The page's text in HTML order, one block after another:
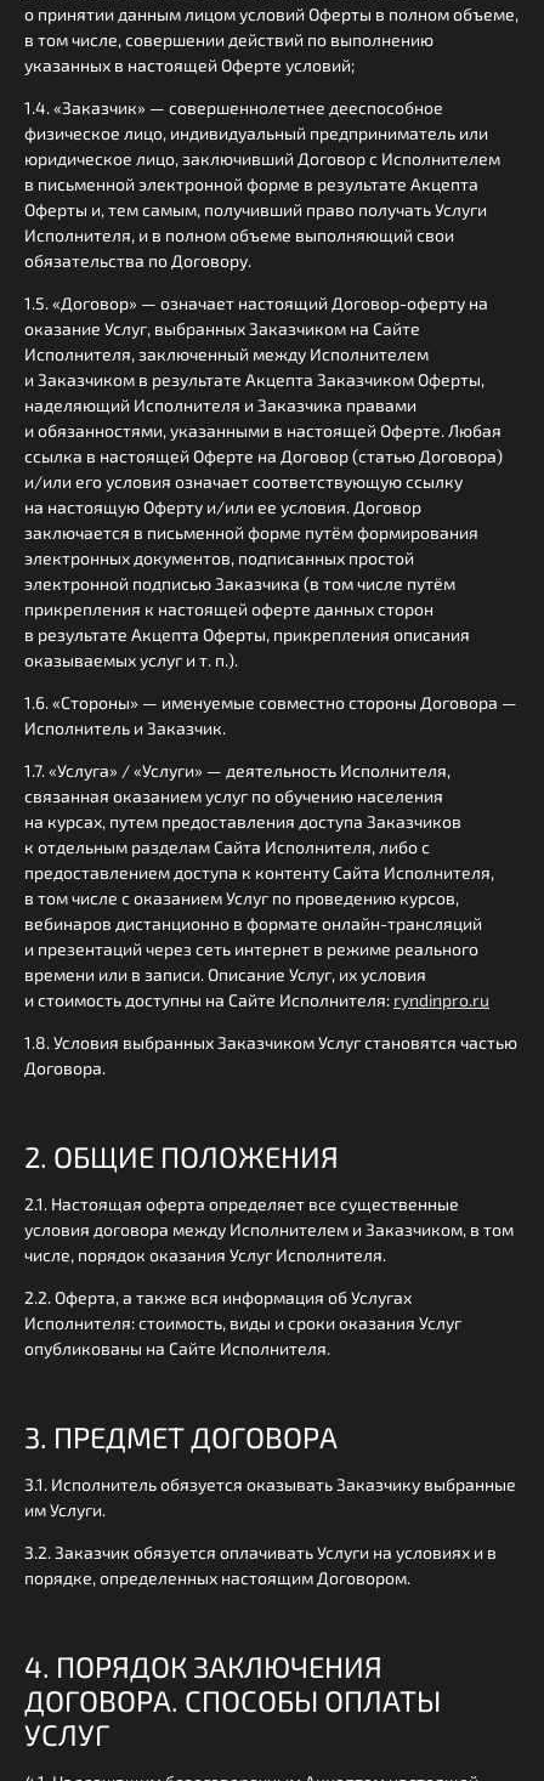
о принятии данным лицом условий Оферты в полном объеме,
в том числе, совершении действий по выполнению
указанных в настоящей Оферте условий;
1.4. «Заказчик» — совершеннолетнее дееспособное
физическое лицо, индивидуальный предприниматель или
юридическое лицо, заключивший Договор с Исполнителем
в письменной электронной форме в результате Акцепта
Оферты и, тем самым, получивший право получать Услуги
Исполнителя, и в полном объеме выполняющий свои
обязательства по Договору.
1.5. «Договор» — означает настоящий Договор-оферту на
оказание Услуг, выбранных Заказчиком на Сайте
Исполнителя, заключенный между Исполнителем
и Заказчиком в результате Акцепта Заказчиком Оферты,
наделяющий Исполнителя и Заказчика правами
и обязанностями, указанными в настоящей Оферте. Любая
ссылка в настоящей Оферте на Договор (статью Договора)
и/или его условия означает соответствующую ссылку
на настоящую Оферту и/или ее условия. Договор
заключается в письменной форме путём формирования
электронных документов, подписанных простой
электронной подписью Заказчика (в том числе путём
прикрепления к настоящей оферте данных сторон
в результате Акцепта Оферты, прикрепления описания
оказываемых услуг и т. п.).
1.6. «Стороны» — именуемые совместно стороны Договора —
Исполнитель и Заказчик.
1.7. «Услуга» / «Услуги» — деятельность Исполнителя,
связанная оказанием услуг по обучению населения
на курсах, путем предоставления доступа Заказчиков
к отдельным разделам Сайта Исполнителя, либо с
предоставлением доступа к контенту Сайта Исполнителя,
в том числе с оказанием Услуг по проведению курсов,
вебинаров дистанционно в формате онлайн-трансляций
и презентаций через сеть интернет в режиме реального
времени или в записи. Описание Услуг, их условия
и стоимость доступны на Сайте Исполнителя: ryndinpro.ru
1.8. Условия выбранных Заказчиком Услуг становятся частью
Договора.
2. ОБЩИЕ ПОЛОЖЕНИЯ
2.1. Настоящая оферта определяет все существенные
условия договора между Исполнителем и Заказчиком, в том
числе, порядок оказания Услуг Исполнителя.
2.2. Оферта, а также вся информация об Услугах
Исполнителя: стоимость, виды и сроки оказания Услуг
опубликованы на Сайте Исполнителя.
3. ПРЕДМЕТ ДОГОВОРА
3.1. Исполнитель обязуется оказывать Заказчику выбранные
им Услуги.
3.2. Заказчик обязуется оплачивать Услуги на условиях и в
порядке, определенных настоящим Договором.
4. ПОРЯДОК ЗАКЛЮЧЕНИЯ
ДОГОВОРА. СПОСОБЫ ОПЛАТЫ
УСЛУГ